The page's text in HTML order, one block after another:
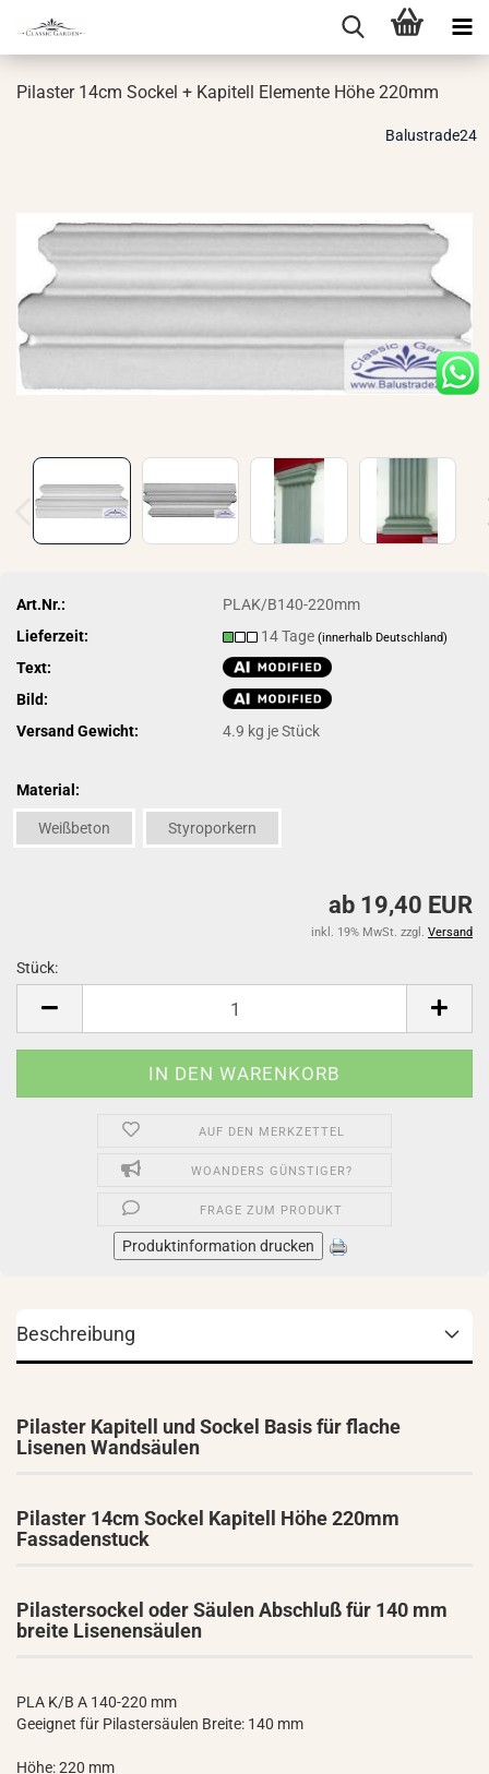
Pi­las­ter 14cm So­ckel + Ka­pi­tell Ele­men­te Höhe 220mm
Balustrade24
Art.Nr.:
PLAK/B140-220mm
Lieferzeit:
14 Tage(innerhalb Deutschland)
Text:
Bild:
Versand Gewicht:
4.9 kg je Stück
Material:
Weißbeton Styroporkern
ab 19,40 EUR
inkl. 19% MwSt. zzgl. Versand
Stück:
AUF DEN MERKZETTEL
WOANDERS GÜNSTIGER?
FRAGE ZUM PRODUKT
Produktinformation drucken
Beschreibung
Pilaster Kapitell und Sockel Basis für flache
Lisenen Wandsäulen
Pilaster 14cm Sockel Kapitell Höhe 220mm
Fassadenstuck
Pilastersockel oder Säulen Abschluß für 140 mm
breite Lisenensäulen
PLA K/B A 140-220 mm
Geeignet für Pilastersäulen Breite: 140 mm
Höhe: 220 mm